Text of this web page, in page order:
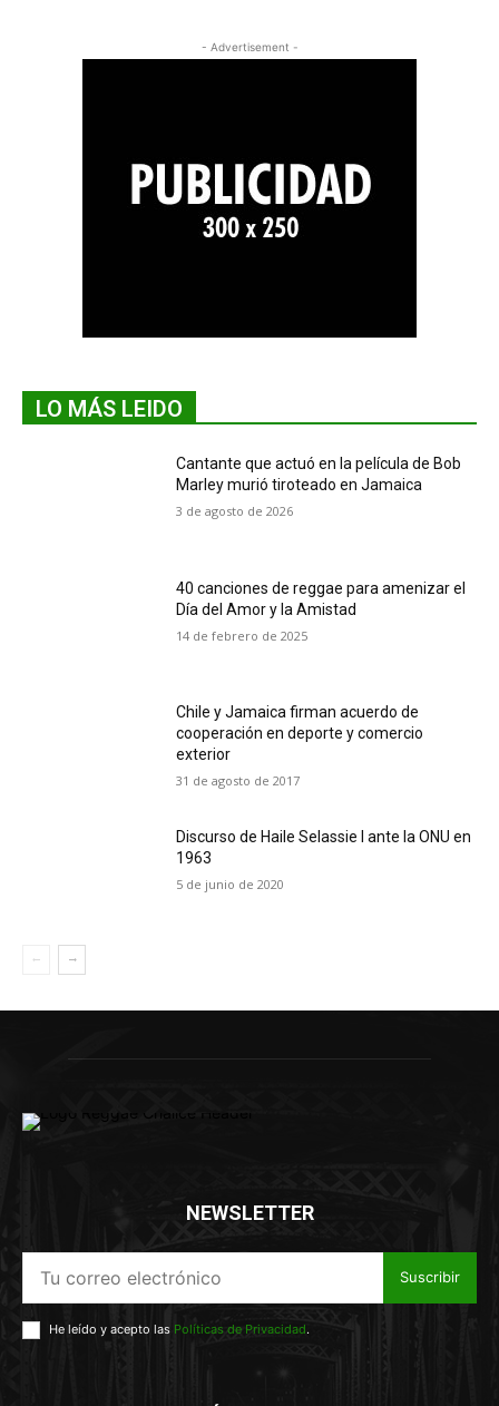
- Advertisement -
LO MÁS LEIDO
Cantante que actuó en la película de Bob
Marley murió tiroteado en Jamaica
3 de agosto de 2026
40 canciones de reggae para amenizar el
Día del Amor y la Amistad
14 de febrero de 2025
Chile y Jamaica firman acuerdo de
cooperación en deporte y comercio
exterior
31 de agosto de 2017
Discurso de Haile Selassie I ante la ONU en
1963
5 de junio de 2020
NEWSLETTER
Suscribir
He leído y acepto las Políticas de Privacidad.